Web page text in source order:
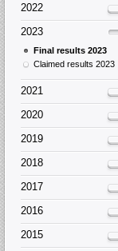
2022
2023
Final results 2023
Claimed results 2023
2021
2020
2019
2018
2017
2016
2015